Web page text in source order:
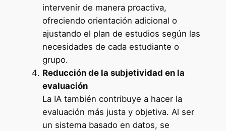
intervenir de manera proactiva,
ofreciendo orientación adicional o
ajustando el plan de estudios según las
necesidades de cada estudiante o
grupo.
Reducción de la subjetividad en la
evaluación
La IA también contribuye a hacer la
evaluación más justa y objetiva. Al ser
un sistema basado en datos, se